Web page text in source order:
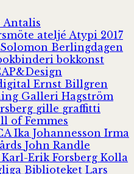
Antalis
ateljé Atypi 2017
Berlingdagen
bokkonst
Ernst Billgren
Galleri Hagström
gille graffitti
of Femmes
Ika Johannesson Irma
John Randle
Karl-Erik Forsberg Kolla
Biblioteket Lars